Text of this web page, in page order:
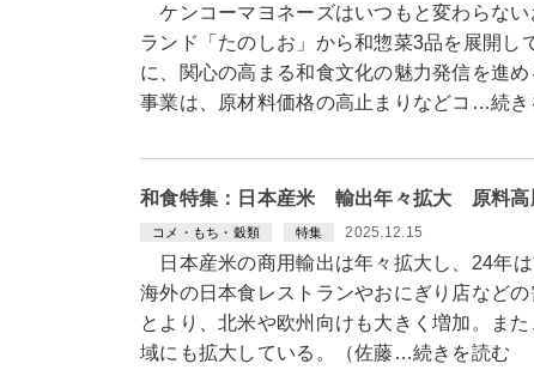
ケンコーマヨネーズはいつもと変わらな
ランド「たのしお」から和惣菜3品を展開し
に、関心の高まる和食文化の魅力発信を進
事業は、原材料価格の高止まりなどコ…続き
和食特集：日本産米 輸出年々拡大 原料高
コメ・もち・穀類 特集 2025.12.15
日本産米の商用輸出は年々拡大し、24年
海外の日本食レストランやおにぎり店など
とより、北米や欧州向けも大きく増加。ま
域にも拡大している。（佐藤…続きを読む